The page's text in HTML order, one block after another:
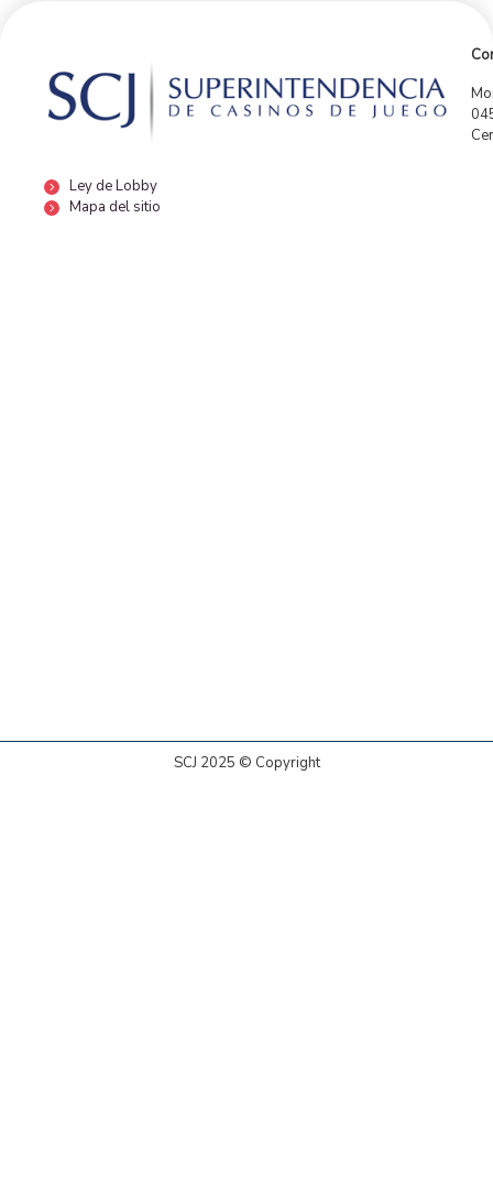
Ley de Lobby
Mapa del sitio
SCJ 2025 © Copyright